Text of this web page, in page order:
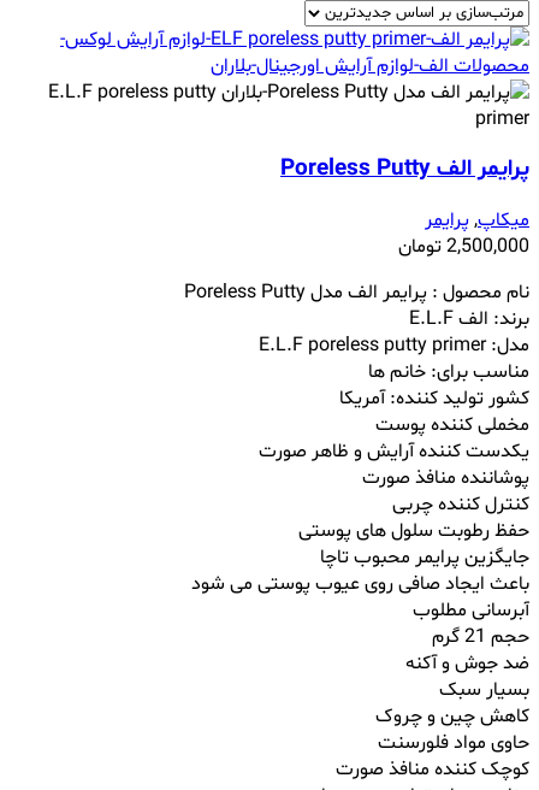
پرایمر الف Poreless Putty
میکاپ,پرایمر
2,500,000تومان
نام محصول : پرایمر الف مدل Poreless Putty
برند: الف E.L.F
مدل: E.L.F poreless putty primer
مناسب برای: خانم ها
کشور تولید کننده: آمریکا
مخملی کننده پوست
یکدست کننده آرایش و ظاهر صورت
پوشاننده منافذ صورت
کنترل کننده چربی
حفظ رطوبت سلول های پوستی
جایگزین پرایمر محبوب تاچا
باعث ایجاد صافی روی عیوب پوستی می شود
آبرسانی مطلوب
حجم 21 گرم
ضد جوش و آکنه
بسیار سبک
کاهش چین و چروک
حاوی مواد فلورسنت
کوچک کننده منافذ صورت